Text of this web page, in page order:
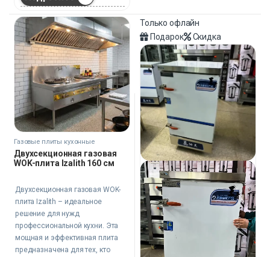
Газовые плиты кухонные
Двухсекционная газовая
WOK-плита Izalith 160 см
Двухсекционная газовая WOK-
плита Izalith – идеальное
решение для нужд
профессиональной кухни. Эта
мощная и эффективная плита
предназначена для тех, кто
Только офлайн
Подарок
Скидка